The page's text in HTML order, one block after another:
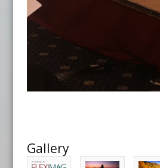
Gallery